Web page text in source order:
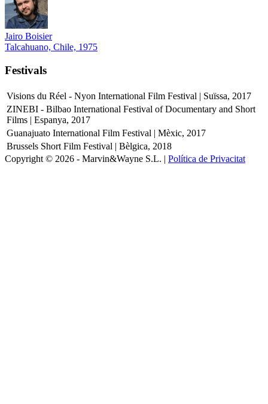
Jairo Boisier
Talcahuano, Chile, 1975
Festivals
Visions du Réel - Nyon International Film Festival | Suïssa, 2017
ZINEBI - Bilbao International Festival of Documentary and Short
Films | Espanya, 2017
Guanajuato International Film Festival | Mèxic, 2017
Brussels Short Film Festival | Bèlgica, 2018
Copyright © 2026 - Marvin&Wayne S.L. | Política de Privacitat